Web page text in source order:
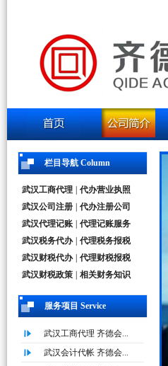
栏目导航 Column
武汉工商代理
代办营业执照
武汉公司注册
代办注册公司
武汉代理记账
代理记账服务
武汉税务代办
代理税务报税
武汉财税代办
代理财税报税
武汉财税政策
相关财务知识
服务项目 Service
武汉工商代理 齐德会...
武汉会计代帐 齐德会...